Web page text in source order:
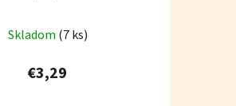
Skladom (7 ks)
€3,29